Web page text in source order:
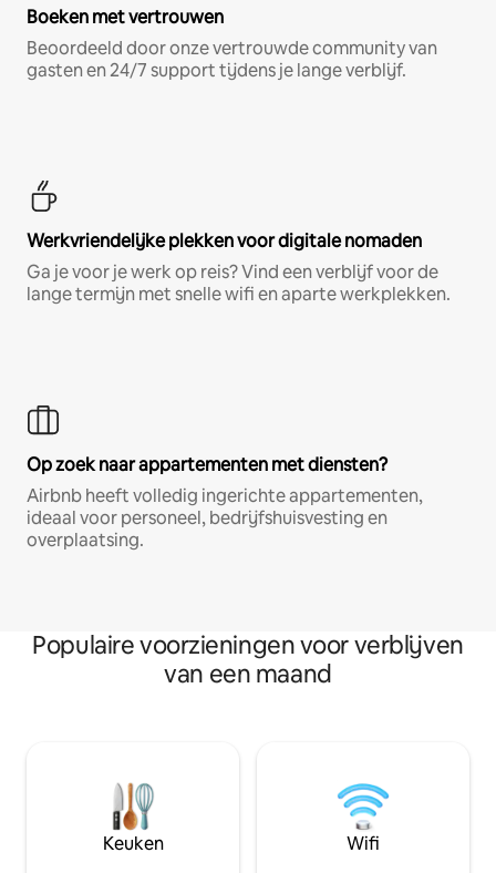
Boeken met vertrouwen
Beoordeeld door onze vertrouwde community van
gasten en 24/7 support tijdens je lange verblijf.
Werkvriendelijke plekken voor digitale nomaden
Ga je voor je werk op reis? Vind een verblijf voor de
lange termijn met snelle wifi en aparte werkplekken.
Op zoek naar appartementen met diensten?
Airbnb heeft volledig ingerichte appartementen,
ideaal voor personeel, bedrijfshuisvesting en
overplaatsing.
Populaire voorzieningen voor verblijven
van een maand
Keuken Wifi